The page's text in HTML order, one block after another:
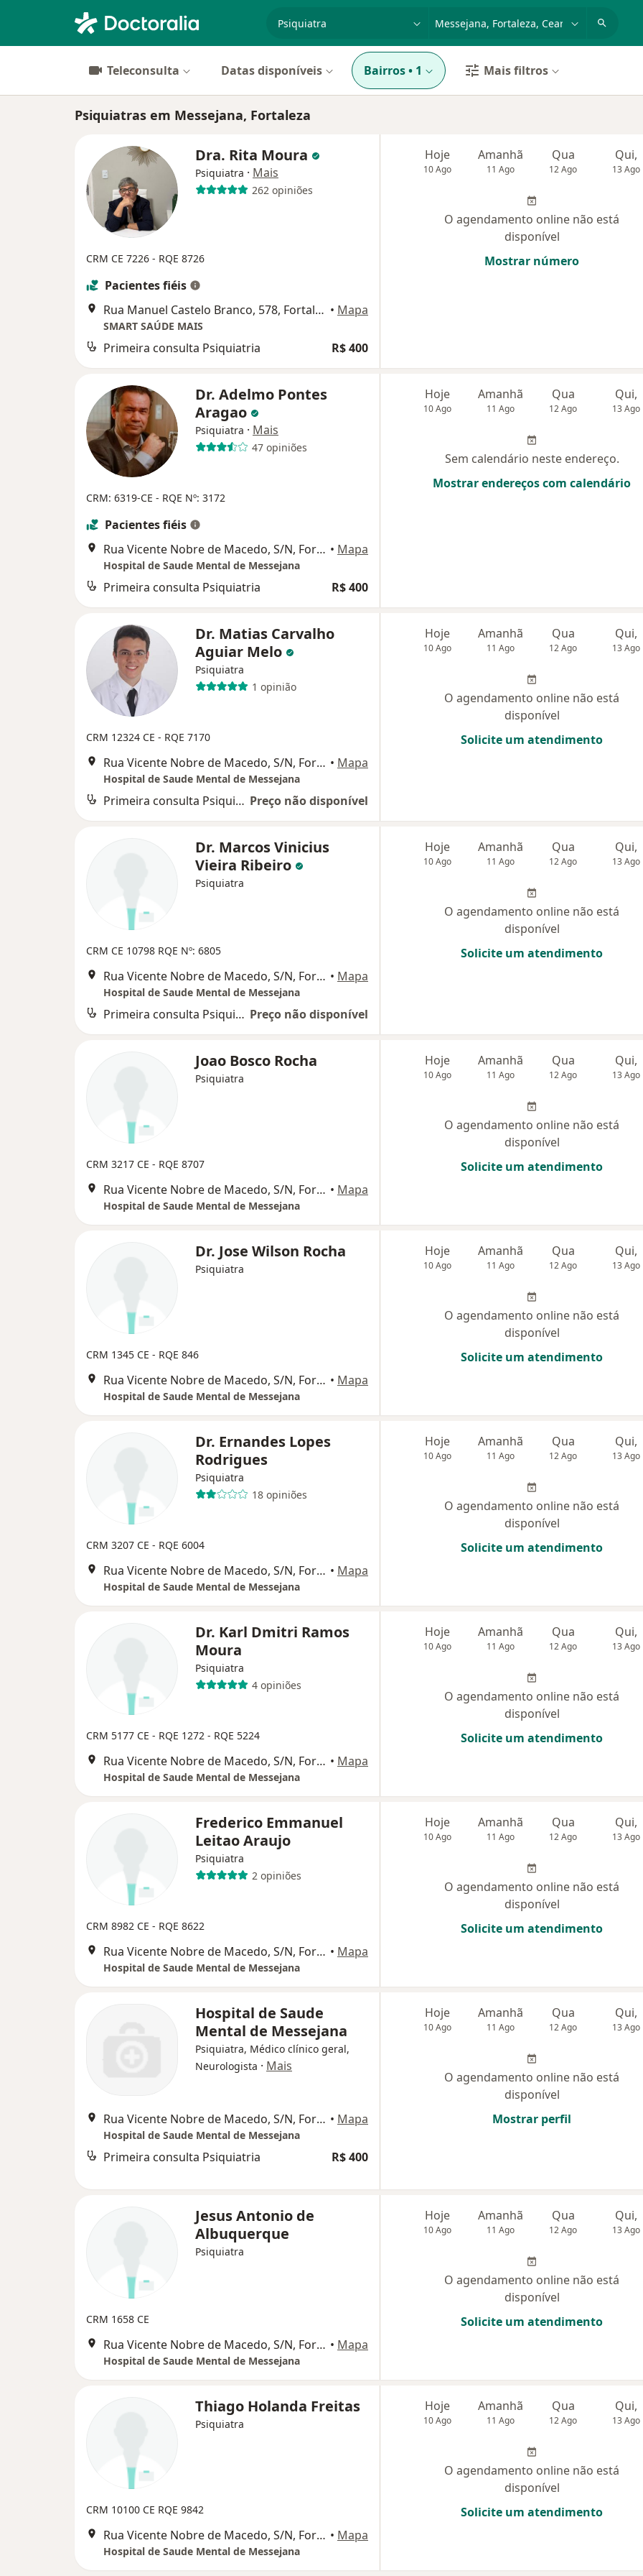
Teleconsulta Datas disponíveis Bairros• 1 Mais filtros
Psiquiatras em Messejana, Fortaleza
Dra. Rita Moura
Psiquiatra · Mais
262 opiniões
CRM CE 7226 - RQE 8726
Pacientes fiéis
Rua Manuel Castelo Branco, 578, Fortaleza • Mapa
SMART SAÚDE MAIS
Primeira consulta Psiquiatria R$ 400
Hoje
10 Ago
Amanhã
11 Ago
Qua
12 Ago
Qui,
13 Ago
O agendamento online não está
disponível
Mostrar número
Dr. Adelmo Pontes
Aragao
Psiquiatra · Mais
47 opiniões
CRM: 6319-CE - RQE Nº: 3172
Pacientes fiéis
Rua Vicente Nobre de Macedo, S/N, Fortaleza • Mapa
Hospital de Saude Mental de Messejana
Primeira consulta Psiquiatria R$ 400
Hoje
10 Ago
Amanhã
11 Ago
Qua
12 Ago
Qui,
13 Ago
Sem calendário neste endereço.
Mostrar endereços com calendário
Dr. Matias Carvalho
Aguiar Melo
Psiquiatra
1 opinião
CRM 12324 CE - RQE 7170
Rua Vicente Nobre de Macedo, S/N, Fortaleza • Mapa
Hospital de Saude Mental de Messejana
Primeira consulta Psiquiatria Preço não disponível
Hoje
10 Ago
Amanhã
11 Ago
Qua
12 Ago
Qui,
13 Ago
O agendamento online não está
disponível
Solicite um atendimento
Dr. Marcos Vinicius
Vieira Ribeiro
Psiquiatra
CRM CE 10798 RQE Nº: 6805
Rua Vicente Nobre de Macedo, S/N, Fortaleza • Mapa
Hospital de Saude Mental de Messejana
Primeira consulta Psiquiatria Preço não disponível
Hoje
10 Ago
Amanhã
11 Ago
Qua
12 Ago
Qui,
13 Ago
O agendamento online não está
disponível
Solicite um atendimento
Joao Bosco Rocha
Psiquiatra
CRM 3217 CE - RQE 8707
Rua Vicente Nobre de Macedo, S/N, Fortaleza • Mapa
Hospital de Saude Mental de Messejana
Hoje
10 Ago
Amanhã
11 Ago
Qua
12 Ago
Qui,
13 Ago
O agendamento online não está
disponível
Solicite um atendimento
Dr. Jose Wilson Rocha
Psiquiatra
CRM 1345 CE - RQE 846
Rua Vicente Nobre de Macedo, S/N, Fortaleza • Mapa
Hospital de Saude Mental de Messejana
Hoje
10 Ago
Amanhã
11 Ago
Qua
12 Ago
Qui,
13 Ago
O agendamento online não está
disponível
Solicite um atendimento
Dr. Ernandes Lopes
Rodrigues
Psiquiatra
18 opiniões
CRM 3207 CE - RQE 6004
Rua Vicente Nobre de Macedo, S/N, Fortaleza • Mapa
Hospital de Saude Mental de Messejana
Hoje
10 Ago
Amanhã
11 Ago
Qua
12 Ago
Qui,
13 Ago
O agendamento online não está
disponível
Solicite um atendimento
Dr. Karl Dmitri Ramos
Moura
Psiquiatra
4 opiniões
CRM 5177 CE - RQE 1272 - RQE 5224
Rua Vicente Nobre de Macedo, S/N, Fortaleza • Mapa
Hospital de Saude Mental de Messejana
Hoje
10 Ago
Amanhã
11 Ago
Qua
12 Ago
Qui,
13 Ago
O agendamento online não está
disponível
Solicite um atendimento
Frederico Emmanuel
Leitao Araujo
Psiquiatra
2 opiniões
CRM 8982 CE - RQE 8622
Rua Vicente Nobre de Macedo, S/N, Fortaleza • Mapa
Hospital de Saude Mental de Messejana
Hoje
10 Ago
Amanhã
11 Ago
Qua
12 Ago
Qui,
13 Ago
O agendamento online não está
disponível
Solicite um atendimento
Hospital de Saude
Mental de Messejana
Psiquiatra, Médico clínico geral,
Neurologista · Mais
Rua Vicente Nobre de Macedo, S/N, Fortaleza • Mapa
Hospital de Saude Mental de Messejana
Primeira consulta Psiquiatria R$ 400
Hoje
10 Ago
Amanhã
11 Ago
Qua
12 Ago
Qui,
13 Ago
O agendamento online não está
disponível
Mostrar perfil
Jesus Antonio de
Albuquerque
Psiquiatra
CRM 1658 CE
Rua Vicente Nobre de Macedo, S/N, Fortaleza • Mapa
Hospital de Saude Mental de Messejana
Hoje
10 Ago
Amanhã
11 Ago
Qua
12 Ago
Qui,
13 Ago
O agendamento online não está
disponível
Solicite um atendimento
Thiago Holanda Freitas
Psiquiatra
CRM 10100 CE RQE 9842
Rua Vicente Nobre de Macedo, S/N, Fortaleza • Mapa
Hospital de Saude Mental de Messejana
Hoje
10 Ago
Amanhã
11 Ago
Qua
12 Ago
Qui,
13 Ago
O agendamento online não está
disponível
Solicite um atendimento